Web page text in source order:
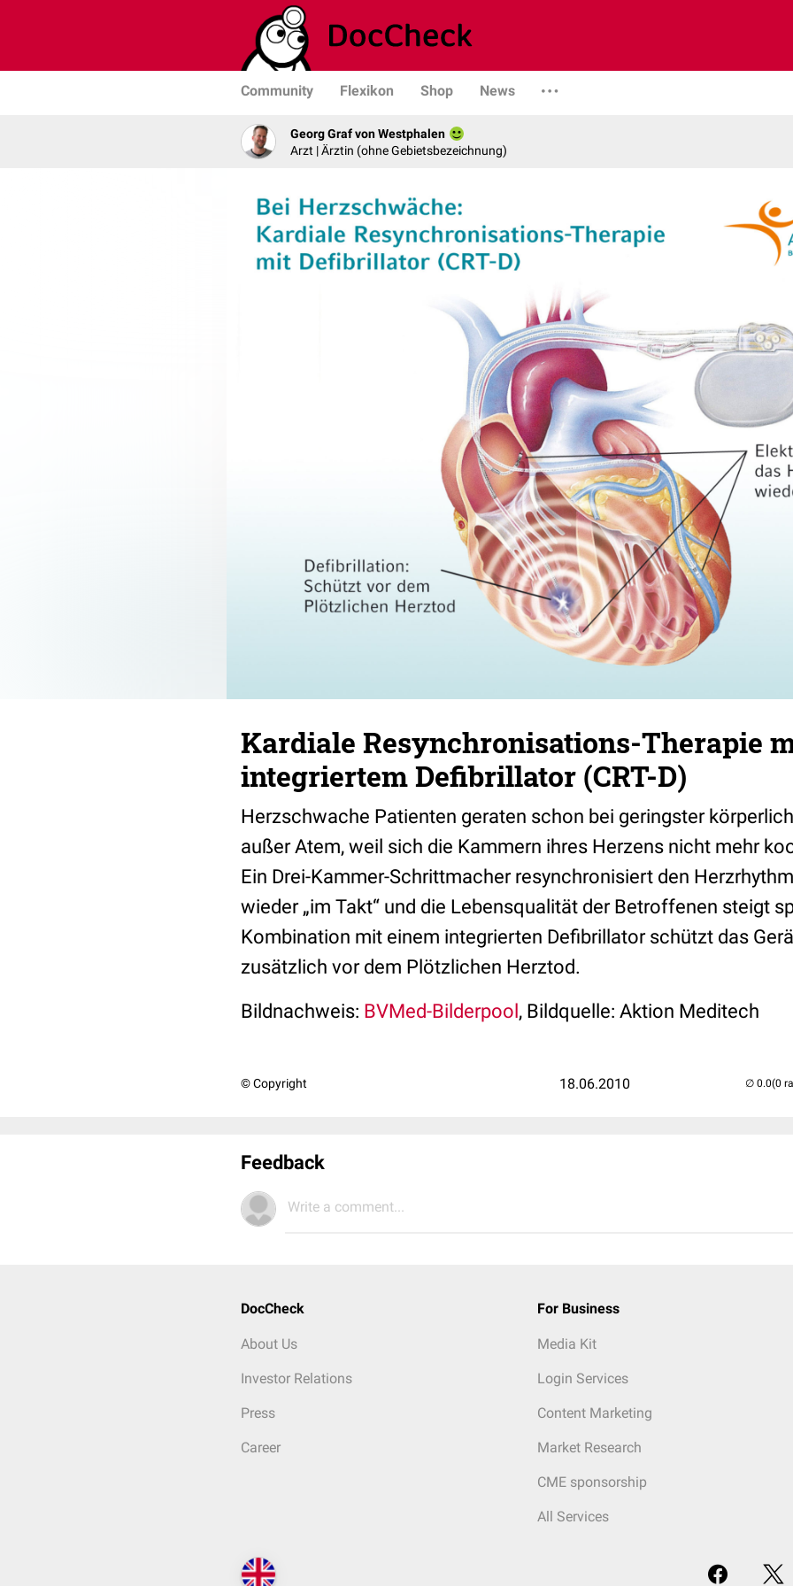
Community Flexikon Shop News
Georg Graf von Westphalen
Arzt | Ärztin (ohne Gebietsbezeichnung)
Kardiale Resynchronisations-Therapie
integriertem Defibrillator (CRT-D)
Herzschwache Patienten geraten schon bei geringster
außer Atem, weil sich die Kammern ihres Herzens nicht mehr
Ein Drei-Kammer-Schrittmacher resynchronisiert den
wieder „im Takt“ und die Lebensqualität der Betroffenen steigt
Kombination mit einem integrierten Defibrillator schützt das
zusätzlich vor dem Plötzlichen Herztod.
Bildnachweis: BVMed-Bilderpool, Bildquelle: Aktion Meditech
© Copyright 18.06.2010 (0
Feedback
Write a comment...
DocCheck
About Us
Investor Relations
Press
Career
For Business
Media Kit
Login Services
Content Marketing
Market Research
CME sponsorship
All Services